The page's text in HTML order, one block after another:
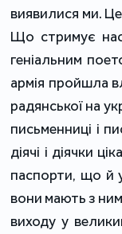
виявилися ми.
Що стримує
геніальним
армія пройшла
радянської на
письменниці і
діячі і діячки
паспорти, що й
вони мають з
виходу у